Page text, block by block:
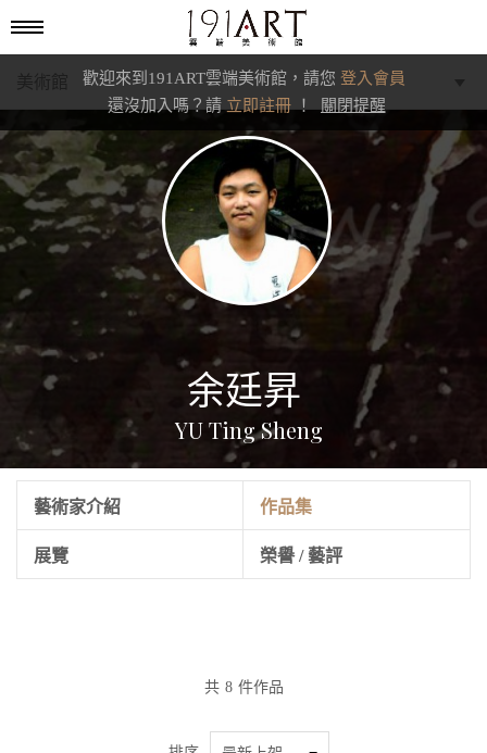
歡迎來到191ART雲端美術館，請您 登入會員
還沒加入嗎？請 立即註冊！ 關閉提醒
學藝館
文化館
典藏交流館
余廷昇
YU Ting Sheng
藝術家介紹 作品集
展覽 榮譽 / 藝評
共 8 件作品